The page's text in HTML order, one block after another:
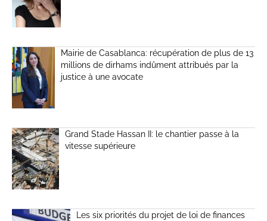
Mairie de Casablanca: récupération de plus de 13
millions de dirhams indûment attribués par la
justice à une avocate
Grand Stade Hassan II: le chantier passe à la
vitesse supérieure
Les six priorités du projet de loi de finances